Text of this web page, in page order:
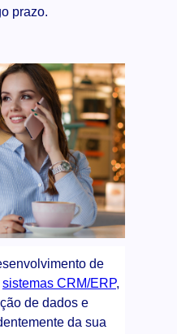
prazo.
de
sistemas CRM/ERP,
de dados e
da sua